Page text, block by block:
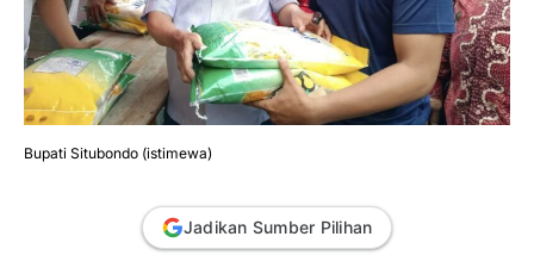
Bupati Situbondo (istimewa)
Jadikan Sumber Pilihan